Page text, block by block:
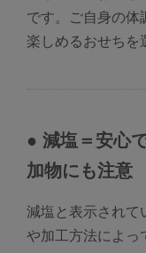
です。ご自身の体
楽しめるおせちを
● 減塩＝安心
加物にも注意
減塩と表示されて
や加工方法によっ